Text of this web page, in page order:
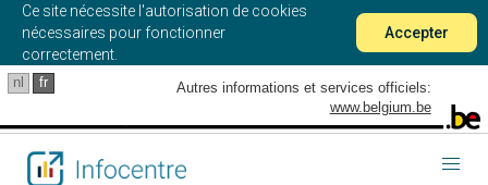
Ce site nécessite l'autorisation de cookies
nécessaires pour fonctionner
correctement.
Accepter
nl fr
Autres informations et services officiels:
www.belgium.be